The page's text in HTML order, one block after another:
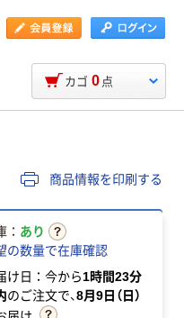
カゴ 0 点
商品情報を印刷する
： あり
の数量で在庫確認
け日：今から1時間23分
のご注文で、8月9日（日）